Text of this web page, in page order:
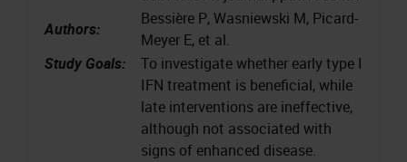
Authors:
Bessière P, Wasniewski M, Picard-
Meyer E, et al.
Study Goals:
To investigate whether early type I
IFN treatment is beneficial, while
late interventions are ineffective,
although not associated with
signs of enhanced disease.